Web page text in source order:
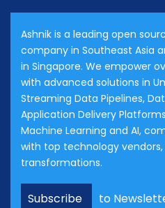
Ashnik is a leading open
company in Southeast Asia
in Singapore. We empower
with advanced solutions in
Streaming Data Pipelines,
Application Delivery
Machine Learning and AI,
with top technology
transformations.
Subscribe to